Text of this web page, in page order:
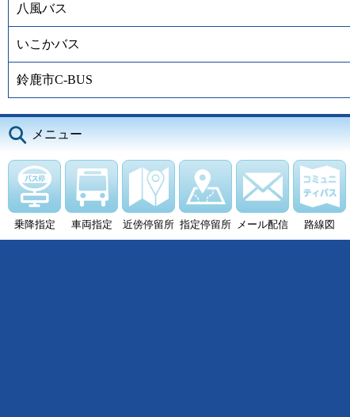
八風バス
いこかバス
鈴鹿市C-BUS
メニュー
乗降指定 車両指定 近傍停留所 指定停留所 メール配信 路線図